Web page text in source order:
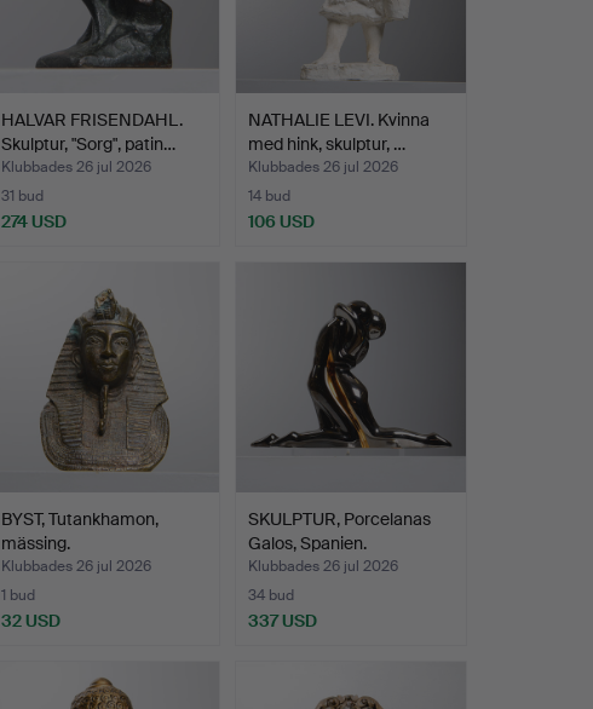
HALVAR FRISENDAHL.
Skulptur, "Sorg", patin…
Klubbades 26 jul 2026
31 bud
274 USD
NATHALIE LEVI. Kvinna
med hink, skulptur, …
Klubbades 26 jul 2026
14 bud
106 USD
BYST, Tutankhamon,
mässing.
Klubbades 26 jul 2026
1 bud
32 USD
SKULPTUR, Porcelanas
Galos, Spanien.
Klubbades 26 jul 2026
34 bud
337 USD